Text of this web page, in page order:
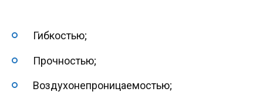
Гибкостью;
Прочностью;
Воздухонепроницаемостью;